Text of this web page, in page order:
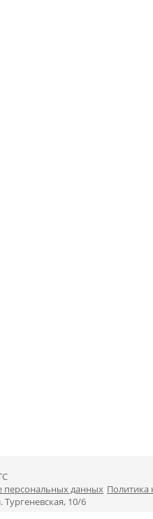
персональных данных Политика
Тургеневская, 10/6